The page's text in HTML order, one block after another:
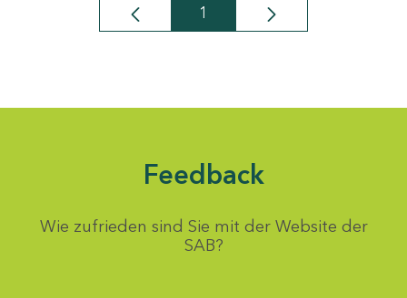
Seite
1
Feedback
Wie zufrieden sind Sie mit der Website der
SAB?